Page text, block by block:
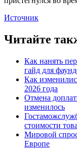
Источник
Читайте
Как нанять
гайд для
Как
2026 года
Отмена
изменилось
стоимости
Мировой
Европе